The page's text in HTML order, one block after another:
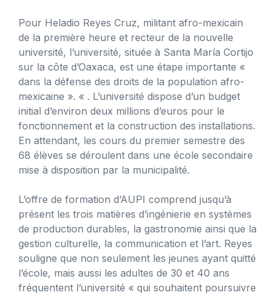
Pour Heladio Reyes Cruz, militant afro-mexicain
de la première heure et recteur de la nouvelle
université, l’université, située à Santa María Cortijo
sur la côte d’Oaxaca, est une étape importante «
dans la défense des droits de la population afro-
mexicaine ». « . L’université dispose d’un budget
initial d’environ deux millions d’euros pour le
fonctionnement et la construction des installations.
En attendant, les cours du premier semestre des
68 élèves se déroulent dans une école secondaire
mise à disposition par la municipalité.
L’offre de formation d’AUPI comprend jusqu’à
présent les trois matières d’ingénierie en systèmes
de production durables, la gastronomie ainsi que la
gestion culturelle, la communication et l’art. Reyes
souligne que non seulement les jeunes ayant quitté
l’école, mais aussi les adultes de 30 et 40 ans
fréquentent l’université « qui souhaitent poursuivre